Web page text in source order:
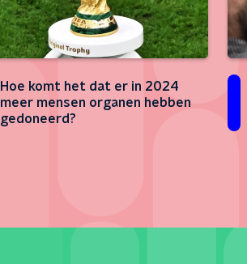
Hoe komt het dat er in 2024
meer mensen organen hebben
gedoneerd?